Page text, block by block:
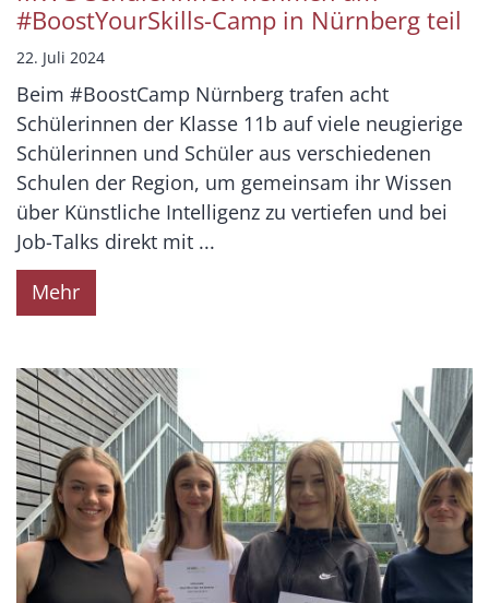
#BoostYourSkills-Camp in Nürnberg teil
22. Juli 2024
Beim #BoostCamp Nürnberg trafen acht
Schülerinnen der Klasse 11b auf viele neugierige
Schülerinnen und Schüler aus verschiedenen
Schulen der Region, um gemeinsam ihr Wissen
über Künstliche Intelligenz zu vertiefen und bei
Job-Talks direkt mit ...
Mehr